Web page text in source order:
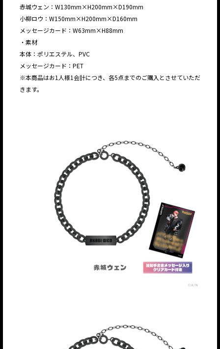
赤城ウェン：W130mm×H200mm×D190mm
小柳ロウ：W150mm×H200mm×D160mm
メッセージカード：W63mm×H88mm
・素材
本体：ポリエステル、PVC
メッセージカード：PET
※本商品はお1人様1会計につき、各5点までのご購入とさせていただ
きます。